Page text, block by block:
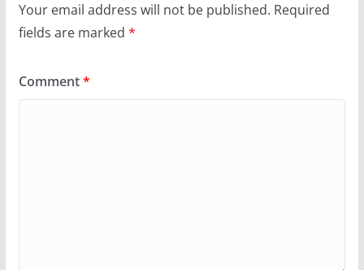
Your email address will not be published. Required
fields are marked *
Comment*